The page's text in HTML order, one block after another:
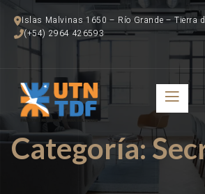
Islas Malvinas 1650 – Río Grande – Tierra
(+54) 2964 426593
Categoría: